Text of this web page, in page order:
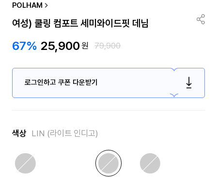
POLHAM
여성) 쿨링 컴포트 세미와이드핏 데님
67% 25,900원 79,900
로그인하고 쿠폰 다운받기
색상 LIN (라이트 인디고)